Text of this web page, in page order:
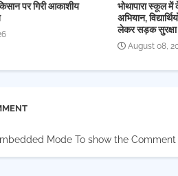
पर गिरी आकाशीय
भोथापारा स्कूल
अभियान,
लेकर सड़क सुरक्षा
August 08,
Mode To show the Comment